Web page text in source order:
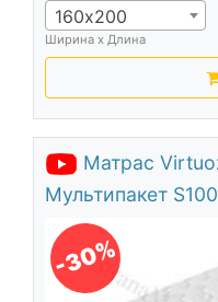
160х200
Ширина х Длина
Матрас
Мультипакет
-30%